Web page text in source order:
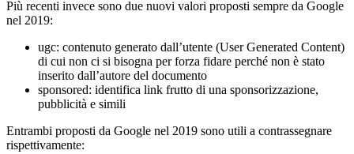
Più recenti invece sono due nuovi valori proposti sempre da Google
nel 2019:
ugc: contenuto generato dall’utente (User Generated Content)
di cui non ci si bisogna per forza fidare perché non è stato
inserito dall’autore del documento
sponsored: identifica link frutto di una sponsorizzazione,
pubblicità e simili
Entrambi proposti da Google nel 2019 sono utili a contrassegnare
rispettivamente: